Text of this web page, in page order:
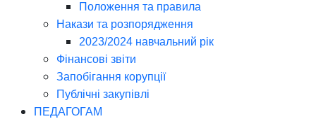
Положення та правила
Накази та розпорядження
2023/2024 навчальний рік
Фінансові звіти
Запобігання корупції
Публічні закупівлі
ПЕДАГОГАМ